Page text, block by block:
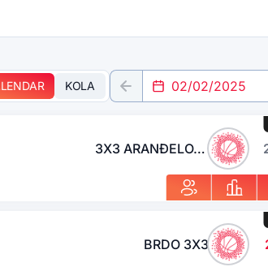
KOLA
3X3 ARANĐELOVAC
BRDO 3X3